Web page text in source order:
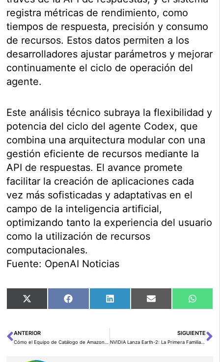
registra métricas de rendimiento, como
tiempos de respuesta, precisión y consumo
de recursos. Estos datos permiten a los
desarrolladores ajustar parámetros y mejorar
continuamente el ciclo de operación del
agente.
Este análisis técnico subraya la flexibilidad y
potencia del ciclo del agente Codex, que
combina una arquitectura modular con una
gestión eficiente de recursos mediante la
API de respuestas. El avance promete
facilitar la creación de aplicaciones cada
vez más sofisticadas y adaptativas en el
campo de la inteligencia artificial,
optimizando tanto la experiencia del usuario
como la utilización de recursos
computacionales.
Fuente: OpenAI Noticias
Compartir
en
X
(Twitter)
Compartir
en
FacebookCompartir
en
LinkedInCompartir
en
Email
en
Ant
ANTERIOR SIGUIENTE